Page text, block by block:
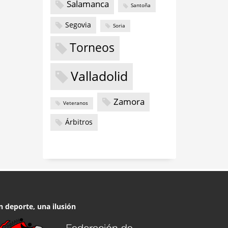
Salamanca Santoña
Segovia Soria
Torneos
Valladolid
Veteranos Zamora
Árbitros
deporte, una ilusión